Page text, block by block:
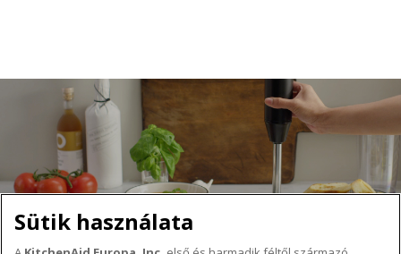
Sütik használata